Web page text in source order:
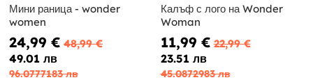
Мини раница - wonder
women
24,99 € 48,99 €
49.01 лв
96.0777183 лв
Калъф с лого на Wonder
Woman
11,99 € 22,99 €
23.51 лв
45.0872983 лв